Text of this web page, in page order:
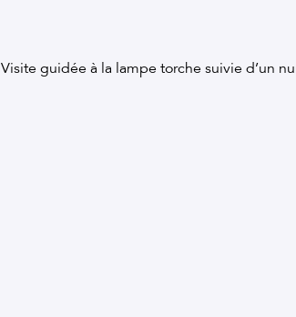
Visite guidée à la lampe torche suivie d’un